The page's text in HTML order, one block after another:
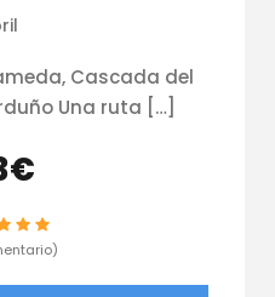
Cascada del
Una ruta […]